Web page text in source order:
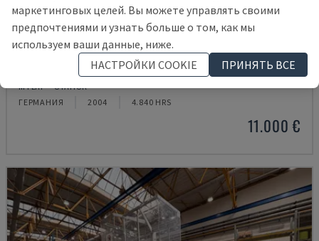
MYLÄP - СТАНОК
ГЕРМАНИЯ 2004 4.840 HRS
11.000 €
маркетинговых целей. Вы можете управлять своими
предпочтениями и узнать больше о том, как мы
используем ваши данные, ниже.
НАСТРОЙКИ COOKIE
ПРИНЯТЬ ВСЕ